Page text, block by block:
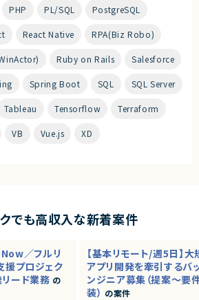
PHP PL/SQL PostgreSQL
React Native RPA(Biz Robo)
Ruby on Rails Salesforce
Spring Boot SQL SQL Server
Tableau Tensorflow Terraform
VB Vue.js XD
でも高収入な新着案件
／フルリ
援プロジェク
ード業務 の
【基本リモート/週5日】
アプリ開発を牽引するバ
ンジニア募集（提案～要
装） の案件